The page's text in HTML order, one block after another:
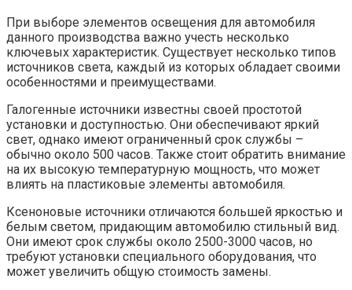
При выборе элементов освещения для автомобиля
данного производства важно учесть несколько
ключевых характеристик. Существует несколько типов
источников света, каждый из которых обладает своими
особенностями и преимуществами.
Галогенные источники известны своей простотой
установки и доступностью. Они обеспечивают яркий
свет, однако имеют ограниченный срок службы –
обычно около 500 часов. Также стоит обратить внимание
на их высокую температурную мощность, что может
влиять на пластиковые элементы автомобиля.
Ксеноновые источники отличаются большей яркостью и
белым светом, придающим автомобилю стильный вид.
Они имеют срок службы около 2500-3000 часов, но
требуют установки специального оборудования, что
может увеличить общую стоимость замены.